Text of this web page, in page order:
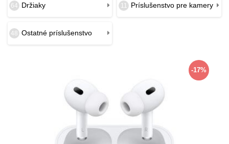
64 Držiaky 11 Príslušenstvo pre kamery
48 Ostatné príslušenstvo
-17%